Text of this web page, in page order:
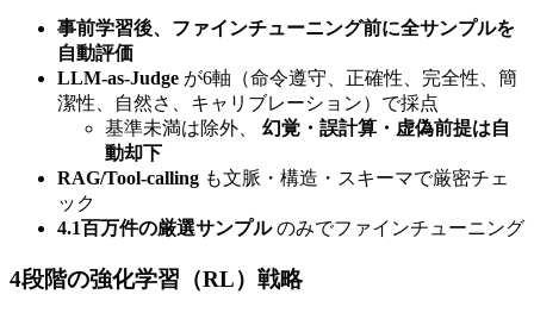
事前学習後、ファインチューニング前に全サンプルを
自動評価
LLM-as-Judge が6軸（命令遵守、正確性、完全性、簡
潔性、自然さ、キャリブレーション）で採点
基準未満は除外、 幻覚・誤計算・虚偽前提は自
動却下
RAG/Tool-calling も文脈・構造・スキーマで厳密チェ
ック
4.1百万件の厳選サンプルのみでファインチューニング
4段階の強化学習（RL）戦略